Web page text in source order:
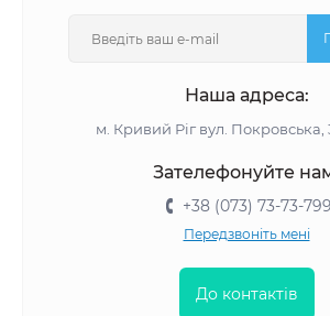
Наша адреса:
м. Кривий Ріг вул. Покровська,
Зателефонуйте
+38 (073) 73-73-799
Передзвоніть мені
До контактів